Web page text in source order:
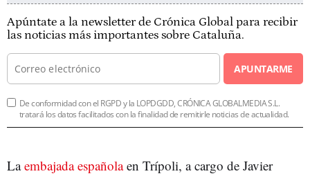
Apúntate a la newsletter de Crónica Global para recibir
las noticias más importantes sobre Cataluña.
APUNTARME
De conformidad con el RGPD y la LOPDGDD, CRÓNICA GLOBALMEDIA S.L.
tratará los datos facilitados con la finalidad de remitirle noticias de actualidad.
Laembajada españolaen Trípoli, a cargo de Javier